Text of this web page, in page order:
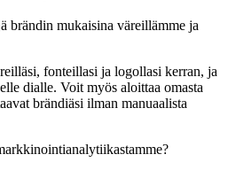
brändin mukaisina väreillämme ja
fonteillasi ja logollasi kerran, ja
dialle. Voit myös aloittaa omasta
brändiäsi ilman manuaalista